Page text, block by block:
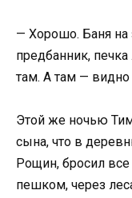
— Хорошо. Баня на
предбанник,
там. А там — видно
Этой же ночью
сына, что в
Рощин, бросил
пешком, через